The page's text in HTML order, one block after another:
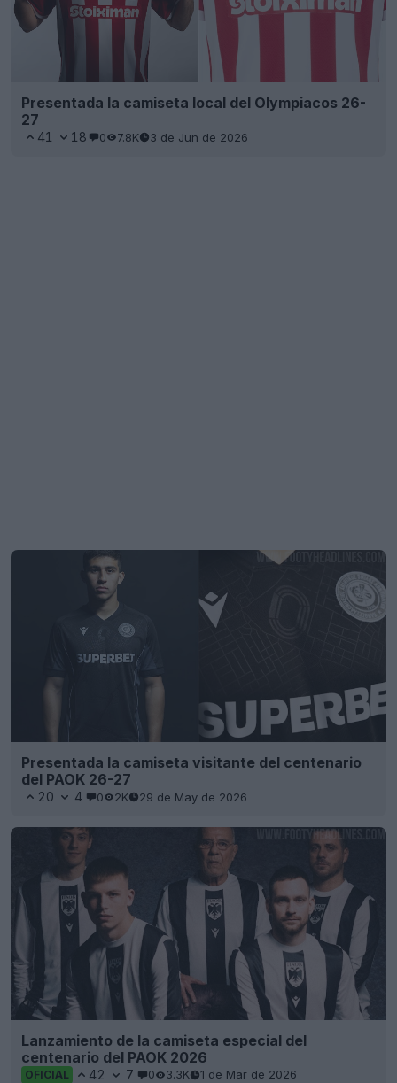
Presentada la camiseta local del Olympiacos 26-
27
41 18 0 7.8K 3 de Jun de 2026
Presentada la camiseta visitante del centenario
del PAOK 26-27
20 4 0 2K 29 de May de 2026
Lanzamiento de la camiseta especial del
centenario del PAOK 2026
OFICIAL 42 7 0 3.3K 1 de Mar de 2026